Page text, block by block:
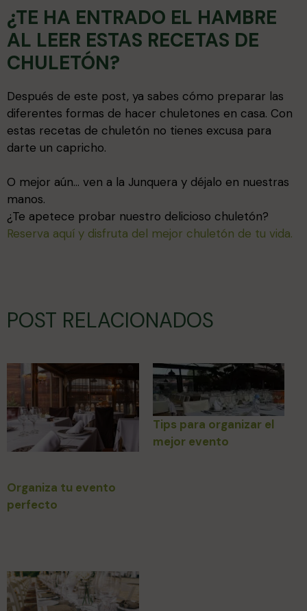
¿TE HA ENTRADO EL HAMBRE
AL LEER ESTAS RECETAS DE
CHULETÓN?
Después de este post, ya sabes cómo preparar las
diferentes formas de hacer chuletones en casa. Con
estas recetas de chuletón no tienes excusa para
darte un capricho.
O mejor aún… ven a la Junquera y déjalo en nuestras
manos.
¿Te apetece probar nuestro delicioso chuletón?
Reserva aquí y disfruta del mejor chuletón de tu vida.
POST RELACIONADOS
Organiza tu evento
perfecto
Tips para organizar el
mejor evento